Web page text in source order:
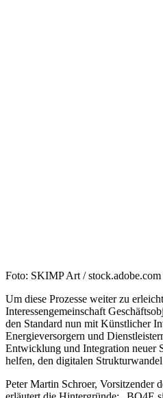
Foto: SKIMP Art / stock.adobe.com
Um diese Prozesse weiter zu
Interessengemeinschaft
den Standard nun mit Künstlicher
Energieversorgern und
Entwicklung und Integration neuer
helfen, den digitalen
Peter Martin Schroer, Vorsitzender